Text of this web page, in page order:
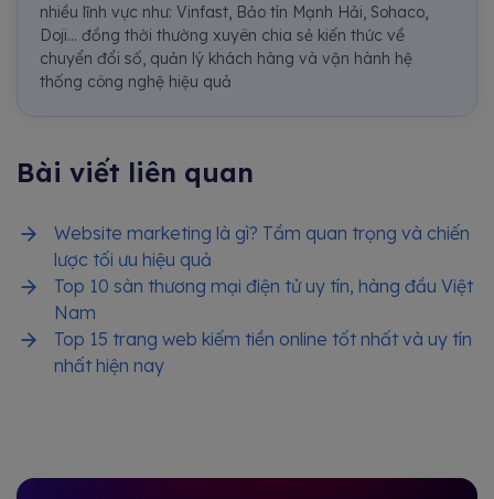
nhiều lĩnh vực như: Vinfast, Bảo tín Mạnh Hải, Sohaco,
Doji... đồng thời thường xuyên chia sẻ kiến thức về
chuyển đổi số, quản lý khách hàng và vận hành hệ
thống công nghệ hiệu quả
Bài viết liên quan
Website marketing là gì? Tầm quan trọng và chiến
lược tối ưu hiệu quả
Top 10 sàn thương mại điện tử uy tín, hàng đầu Việt
Nam
Top 15 trang web kiếm tiền online tốt nhất và uy tín
nhất hiện nay